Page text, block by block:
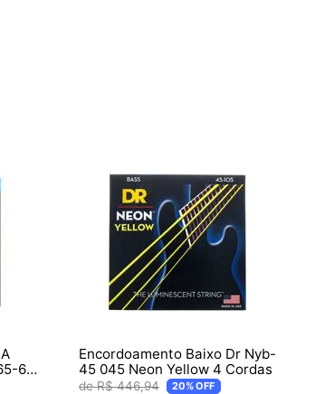
6C
Encordoamento Baixo Dr Nyb-
45 045 Neon Yellow 4 Cordas
R$ 446,94 20%OFF